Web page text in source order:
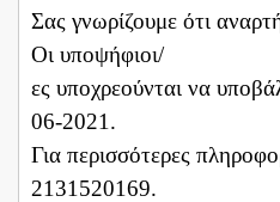
Σας γνωρίζουμε ότι
Οι υποψήφιοι/
ες υποχρεούνται να
06-2021.
Για περισσότερες
2131520169.